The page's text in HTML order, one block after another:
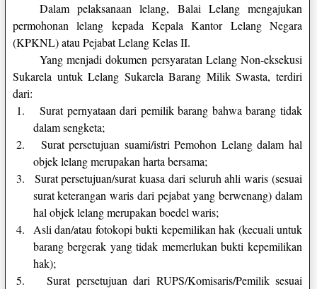
Dalam pelaksanaan lelang, Balai Lelang mengajukan
permohonan lelang kepada Kepala Kantor Lelang Negara
(KPKNL) atau Pejabat Lelang Kelas II.
Yang menjadi dokumen persyaratan Lelang Non-eksekusi
Sukarela untuk Lelang Sukarela Barang Milik Swasta, terdiri
dari:
1.
Surat pernyataan dari pemilik barang bahwa barang tidak
dalam sengketa;
2.
Surat persetujuan suami/istri Pemohon Lelang dalam hal
objek lelang merupakan harta bersama;
3.
Surat persetujuan/surat kuasa dari seluruh ahli waris (sesuai
surat keterangan waris dari pejabat yang berwenang) dalam
hal objek lelang merupakan boedel waris;
4.
Asli dan/atau fotokopi bukti kepemilikan hak (kecuali untuk
barang bergerak yang tidak memerlukan bukti kepemilikan
hak);
5.
Surat persetujuan dari RUPS/Komisaris/Pemilik sesuai